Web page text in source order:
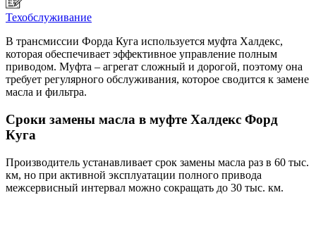
Техобслуживание
В трансмиссии Форда Куга используется муфта Халдекс,
которая обеспечивает эффективное управление полным
приводом. Муфта – агрегат сложный и дорогой, поэтому она
требует регулярного обслуживания, которое сводится к замене
масла и фильтра.
Сроки замены масла в муфте Халдекс Форд
Куга
Производитель устанавливает срок замены масла раз в 60 тыс.
км, но при активной эксплуатации полного привода
межсервисный интервал можно сокращать до 30 тыс. км.